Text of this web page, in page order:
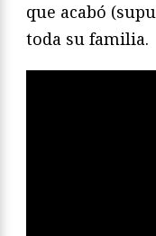
que acabó
toda su familia.